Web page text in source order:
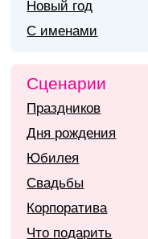
Новый год
С именами
Сценарии
Праздников
Дня рождения
Юбилея
Свадьбы
Корпоратива
Что подарить